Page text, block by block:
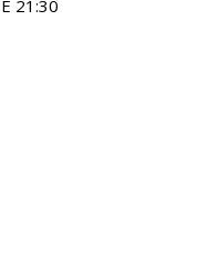
21:30